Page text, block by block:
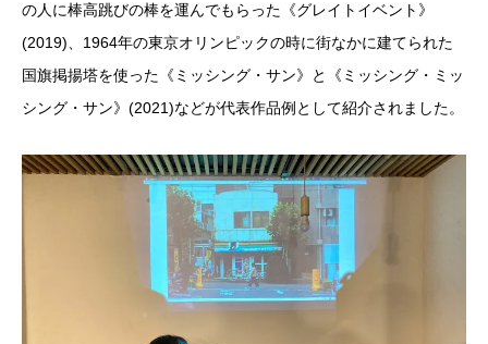
の人に棒高跳びの棒を運んでもらった《グレイトイベント》
(2019)、1964年の東京オリンピックの時に街なかに建てられた
国旗掲揚塔を使った《ミッシング・サン》と《ミッシング・ミッ
シング・サン》(2021)などが代表作品例として紹介されました。